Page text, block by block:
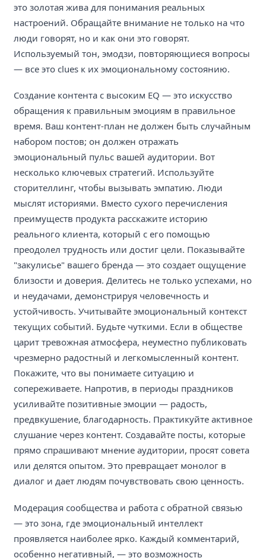
это золотая жива для понимания реальных
настроений. Обращайте внимание не только на что
люди говорят, но и как они это говорят.
Используемый тон, эмодзи, повторяющиеся вопросы
— все это clues к их эмоциональному состоянию.
Создание контента с высоким EQ — это искусство
обращения к правильным эмоциям в правильное
время. Ваш контент-план не должен быть случайным
набором постов; он должен отражать
эмоциональный пульс вашей аудитории. Вот
несколько ключевых стратегий. Используйте
сторителлинг, чтобы вызывать эмпатию. Люди
мыслят историями. Вместо сухого перечисления
преимуществ продукта расскажите историю
реального клиента, который с его помощью
преодолел трудность или достиг цели. Показывайте
"закулисье" вашего бренда — это создает ощущение
близости и доверия. Делитесь не только успехами, но
и неудачами, демонстрируя человечность и
устойчивость. Учитывайте эмоциональный контекст
текущих событий. Будьте чуткими. Если в обществе
царит тревожная атмосфера, неуместно публиковать
чрезмерно радостный и легкомысленный контент.
Покажите, что вы понимаете ситуацию и
сопереживаете. Напротив, в периоды праздников
усиливайте позитивные эмоции — радость,
предвкушение, благодарность. Практикуйте активное
слушание через контент. Создавайте посты, которые
прямо спрашивают мнение аудитории, просят совета
или делятся опытом. Это превращает монолог в
диалог и дает людям почувствовать свою ценность.
Модерация сообщества и работа с обратной связью
— это зона, где эмоциональный интеллект
проявляется наиболее ярко. Каждый комментарий,
особенно негативный, — это возможность